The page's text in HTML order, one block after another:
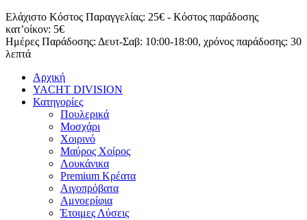
Μετάβαση
στο
περιεχόμενο
Ελάχιστο Κόστος Παραγγελίας: 25€ - Κόστος παράδοσης
κατ’οίκον: 5€
Ημέρες Παράδοσης: Δευτ-Σαβ: 10:00-18:00, χρόνος παράδοσης: 30
λεπτά
Αρχική
YACHT DIVISION
Κατηγορίες
Πουλερικά
Μοσχάρι
Χοιρινό
Μαύρος Χοίρος
Λουκάνικα
Premium Κρέατα
Αιγοπρόβατα
Αμνοερίφια
Έτοιμες Λύσεις